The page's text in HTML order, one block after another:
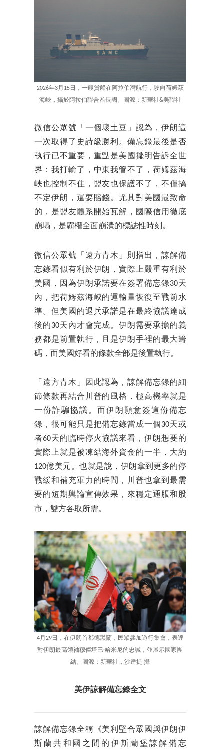
2026年3月15日，一艘貨船在阿拉伯灣航行，駛向荷姆茲
海峽，攝於阿拉伯聯合酋長國。圖源：新華社&美聯社
微信公眾號「一個壞土豆」認為，伊朗這
一次取得了史詩級勝利。備忘錄最後是否
執行已不重要，重點是美國擺明告訴全世
界：我打輸了，中東我管不了，荷姆茲海
峽也控制不住，盟友也保護不了，不僅搞
不定伊朗，還要賠錢。尤其對美國最致命
的，是盟友體系開始瓦解，國際信用徹底
崩塌，是霸權全面崩潰的標誌性時刻。
微信公眾號「遠方青木」則指出，諒解備
忘錄看似有利於伊朗，實際上嚴重有利於
美國，因為伊朗承諾要在簽署備忘錄30天
內，把荷姆茲海峽的運輸量恢復至戰前水
準。但美國的退兵承諾是在最終協議達成
後的30天內才會完成。伊朗需要承擔的義
務都是前置執行，且是伊朗手裡的最大籌
碼，而美國好看的條款全部是後置執行。
「遠方青木」因此認為，諒解備忘錄的細
節條款再結合川普的風格，極高機率就是
一份詐騙協議。而伊朗願意簽這份備忘
錄，很可能只是把備忘錄當成一個30天或
者60天的臨時停火協議來看，伊朗想要的
實際上就是被凍結海外資金的一半，大約
120億美元。也就是說，伊朗拿到更多的停
戰緩和補充軍力的時間，川普也拿到最需
要的短期輿論宣傳效果，來穩定通脹和股
市，雙方各取所需。
4月29日，在伊朗首都德黑蘭，民眾參加遊行集會，表達
對伊朗最高領袖穆傑塔巴·哈米尼的忠誠，並展示國家團
結。圖源：新華社，沙達提 攝
美伊諒解備忘錄全文
諒解備忘錄全稱《美利堅合眾國與伊朗伊
斯蘭共和國之間的伊斯蘭堡諒解備忘